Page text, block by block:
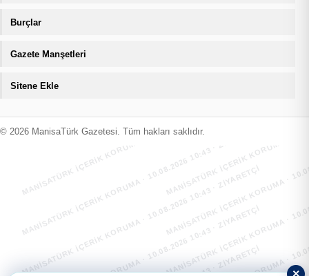
Burçlar
Gazete Manşetleri
Sitene Ekle
© 2026 ManisaTürk Gazetesi. Tüm hakları saklıdır.
MANİSATÜRK İÇERİK KORUMA · 10.08.2026 10:43 · ZIYARETÇI
MANİSATÜRK İÇERİK KORUMA
MANİSATÜRK İÇERİK KORUMA · 10.08.2026 10:43 · ZIYARETÇI
MANİSATÜRK İÇERİK KORUMA
MANİSATÜRK İÇERİK KORUMA · 10.08.2026 10:43 · ZIYARETÇI
MANİSATÜRK İÇERİK KORUMA